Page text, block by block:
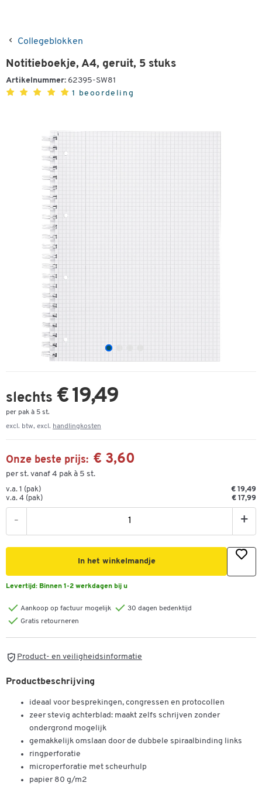
Collegeblokken
Notitieboekje, A4, geruit, 5 stuks
Artikelnummer: 62395-SW81
1 beoordeling
slechts € 19,49
per pak à 5 st.
excl. btw, excl. handlingkosten
Onze beste prijs: € 3,60
per st. vanaf 4 pak à 5 st.
v.a. 1 (pak)
€ 19,49
v.a. 4 (pak)
€ 17,99
- +
In het winkelmandje
Levertijd: Binnen 1-2 werkdagen bij u
Aankoop op factuur mogelijk
30 dagen bedenktijd
Gratis retourneren
Product- en veiligheidsinformatie
Productbeschrijving
ideaal voor besprekingen, congressen en protocollen
zeer stevig achterblad: maakt zelfs schrijven zonder
ondergrond mogelijk
gemakkelijk omslaan door de dubbele spiraalbinding links
ringperforatie
microperforatie met scheurhulp
papier 80 g/m2